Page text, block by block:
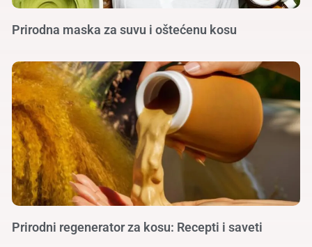
Prirodna maska za suvu i oštećenu kosu
Prirodni regenerator za kosu: Recepti i saveti